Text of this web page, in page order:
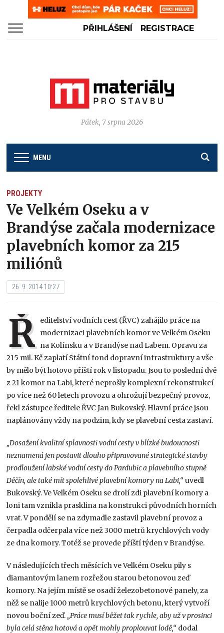
PŘIHLÁŠENÍ REGISTRACE
Pátek, 7 srpna 2026
MENU
PROJEKTY
Ve Velkém Oseku a v
Brandýse začala modernizace
plavebních komor za 215
miliónů
26. 9. 2014 10:27
Ř editelství vodních cest (ŘVC) zahájilo práce na
modernizaci plavebních komor ve Velkém Oseku
na Kolínsku a v Brandýse nad Labem. Opravu za
215 mil. Kč zaplatí Státní fond dopravní infrastruktury a vše
by mělo být hotovo příští rok v listopadu. Jsou to poslední dvě
z 21 komor na Labi, které neprošly komplexní rekonstrukcí
po více než 60 letech provozu a ohrožují bezpečný provoz,
řekl zástupce ředitele ŘVC Jan Bukovský. Hlavní práce jsou
naplánovány vždy na podzim, kdy se plavební cesta zastaví.
„Dosažení kvalitní splavnosti vodní cesty v blízké budoucnosti
neznamená jen postavit dlouho připravované strategické stavby
prodloužení labské vodní cesty do Pardubic a plavebního stupně
Děčín, ale také mít spolehlivé plavební komory na Labi,“uvedl
Bukovský. Ve Velkém Oseku se drolí zdi plavební komory a
loni tam vznikla prasklina na konstrukci původních horních
vrat. V pondělí se na zdymadle zastavil plavební provoz a
čerpadla odčerpala více než 3000 metrů krychlových vody
ze dna komory. Totéž se provede příští týden v Brandýse.
V následujících třech měsících ve Velkém Oseku pily s
diamantovým lanem rozřežou starou betonovou zeď
komory. Na jejím místě se osadí železobetonové panely, za
něž se nalije 1000 metrů krychlových betonu, který vytvoří
novou boční zeď. „Práce musí běžet tak rychle, aby už v prosinci
byla celá stěna hotová a opět mohly proplouvat lodě,“ dodal